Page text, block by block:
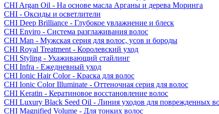
CHI Argan Oil - На основе масла Арганы и дерева Моринга
CHI - Оксиды и осветлители
CHI Deep Brilliance - Глубокое увлажнение и блеск
CHI Enviro - Система разглаживания волос
CHI Man - Мужская серия для волос, усов и бороды
CHI Royal Treatment - Королевский уход
CHI Styling - Ухаживающий стайлинг
CHI Infra - Ежедневный уход
CHI Ionic Hair Color - Краска для волос
CHI Ionic Color Illuminate - Оттеночная серия для волос
CHI Keratin - Кератиновое восстановление волос
CHI Luxury Black Seed Oil - Линия уходов для поврежденных
CHI Magnified Volume - Для тонких волос